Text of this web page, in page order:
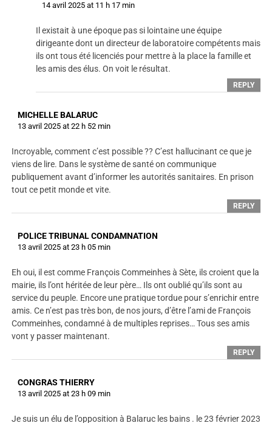
14 avril 2025 at 11 h 17 min
Il existait à une époque pas si lointaine une équipe
dirigeante dont un directeur de laboratoire compétents mais
ils ont tous été licenciés pour mettre à la place la famille et
les amis des élus. On voit le résultat.
REPLY
MICHELLE BALARUC
13 avril 2025 at 22 h 52 min
Incroyable, comment c’est possible ?? C’est hallucinant ce que je
viens de lire. Dans le système de santé on communique
publiquement avant d’informer les autorités sanitaires. En prison
tout ce petit monde et vite.
REPLY
POLICE TRIBUNAL CONDAMNATION
13 avril 2025 at 23 h 05 min
Eh oui, il est comme François Commeinhes à Sète, ils croient que la
mairie, ils l’ont héritée de leur père… Ils ont oublié qu’ils sont au
service du peuple. Encore une pratique tordue pour s’enrichir entre
amis. Ce n’est pas très bon, de nos jours, d’être l’ami de François
Commeinhes, condamné à de multiples reprises… Tous ses amis
vont y passer maintenant.
REPLY
CONGRAS THIERRY
13 avril 2025 at 23 h 09 min
Je suis un élu de l’opposition à Balaruc les bains . le 23 février 2023